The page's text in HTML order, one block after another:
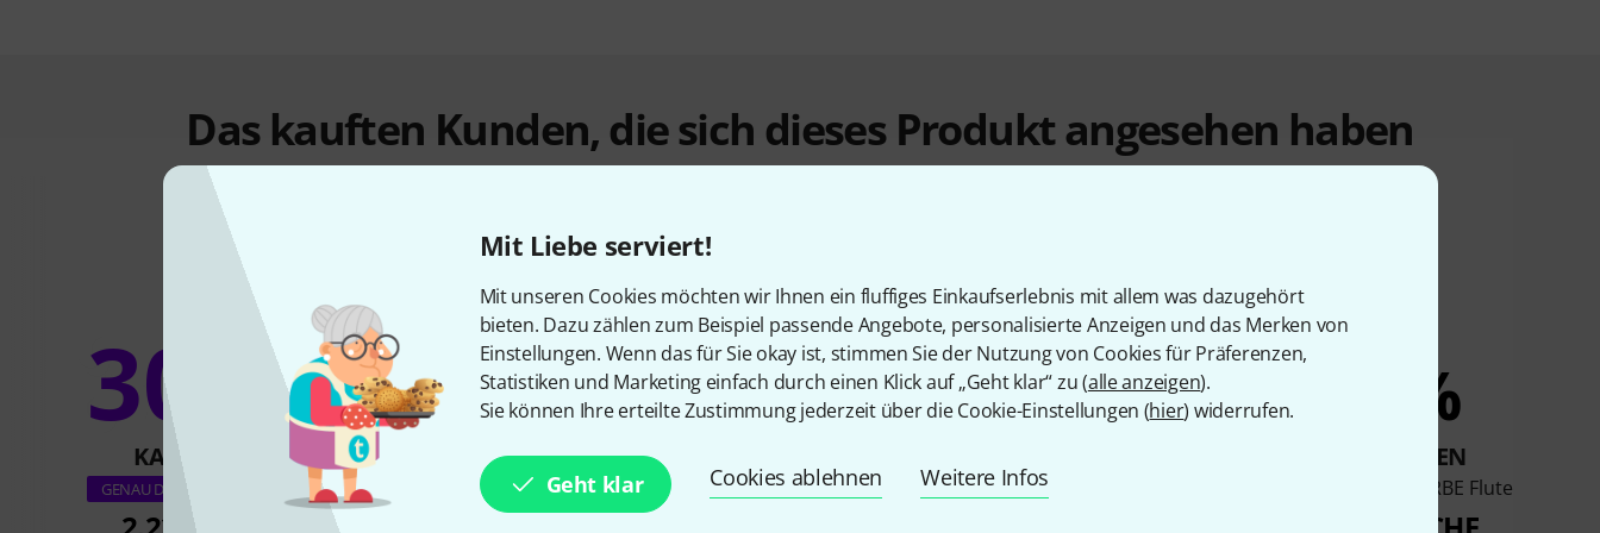
Mit Liebe serviert!
Mit unseren Cookies möchten wir Ihnen ein fluffiges Einkaufserlebnis mit allem was dazugehört
bieten. Dazu zählen zum Beispiel passende Angebote, personalisierte Anzeigen und das Merken von
Einstellungen. Wenn das für Sie okay ist, stimmen Sie der Nutzung von Cookies für Präferenzen,
Statistiken und Marketing einfach durch einen Klick auf „Geht klar“ zu (alle anzeigen).
Sie können Ihre erteilte Zustimmung jederzeit über die Cookie-Einstellungen (hier) widerrufen.
Geht klar Cookies ablehnen Weitere Infos
Das kauften Kunden, die sich dieses Produkt angesehen haben
30%
KAUFTEN
GENAU DIESES PRODUKT
12%
KAUFTEN
Yamaha YFL-272SL Flute
11%
Yamaha YFL-372 H Flute
11%
Yamaha YFL-577 Flute
9%
KAUFTEN
Azumi AZ-S3 RBE Flute